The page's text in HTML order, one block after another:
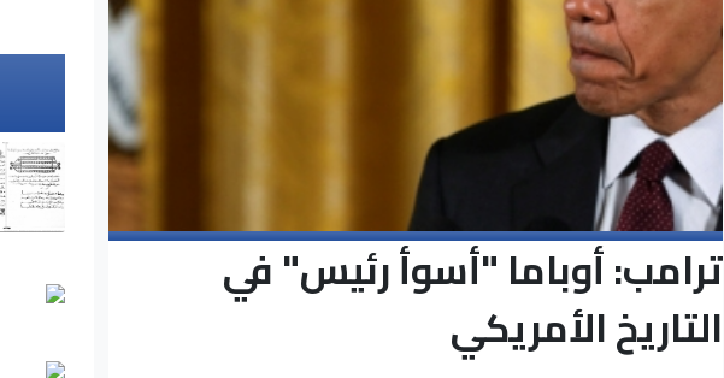
ترامب: أوباما "أسوأ رئيس" في
التاريخ الأمريكي